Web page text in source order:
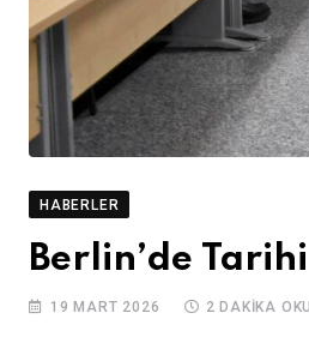
HABERLER
Berlin’de
19 MART 2026 2 DAKIKA